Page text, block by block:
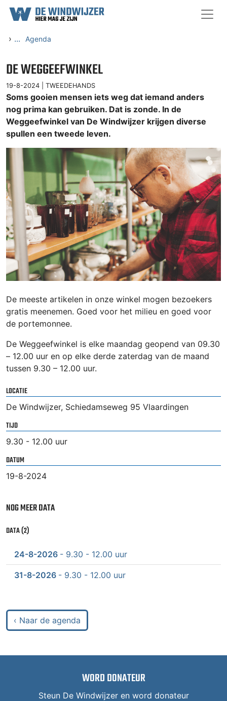
Ga naar content
› ... Agenda
DE WEGGEEFWINKEL
19-8-2024 | TWEEDEHANDS
Soms gooien mensen iets weg dat iemand anders
nog prima kan gebruiken. Dat is zonde. In de
Weggeefwinkel van De Windwijzer krijgen diverse
spullen een tweede leven.
De meeste artikelen in onze winkel mogen bezoekers
gratis meenemen. Goed voor het milieu en goed voor
de portemonnee.
De Weggeefwinkel is elke maandag geopend van 09.30
– 12.00 uur en op elke derde zaterdag van de maand
tussen 9.30 – 12.00 uur.
LOCATIE
De Windwijzer, Schiedamseweg 95 Vlaardingen
TIJD
9.30 - 12.00 uur
DATUM
19-8-2024
NOG MEER DATA
DATA (2)
24-8-2026 - 9.30 - 12.00 uur
31-8-2026 - 9.30 - 12.00 uur
‹ Naar de agenda
WORD DONATEUR
Steun De Windwijzer en word donateur